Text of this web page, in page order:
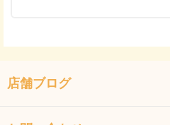
店舗ブログ